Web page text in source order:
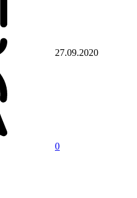
27.09.2020
0